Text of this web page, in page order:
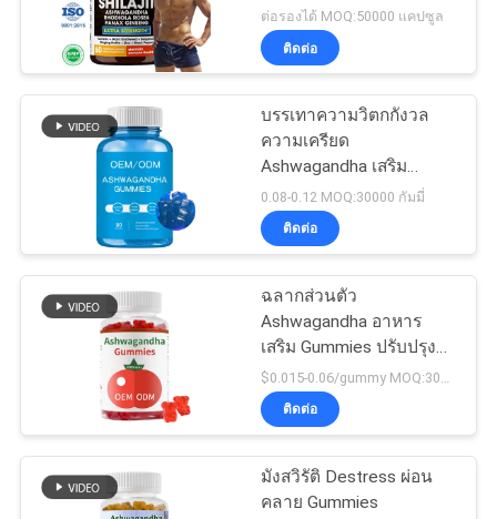
กรณี
แผนผัง
เว็บไซต์
นโยบาย
ความ
พลังงาน บำรุงสุขภาพ
ภูมิคุ้มกัน
ต่อรองได้ MOQ:50000 แคปซูล
ติดต่อ
บรรเทาความวิตกกังวล
ความเครียด
Ashwagandha เสริม
Gummies Stress Balls
0.08-0.12 MOQ:30000 กัมมี่
ติดต่อ
ฉลากส่วนตัว
Ashwagandha อาหาร
เสริม Gummies ปรับปรุง
การนอนหลับสำหรับผู้หญิง
ติดต่อ
มังสวิรัติ Destress ผ่อน
คลาย Gummies